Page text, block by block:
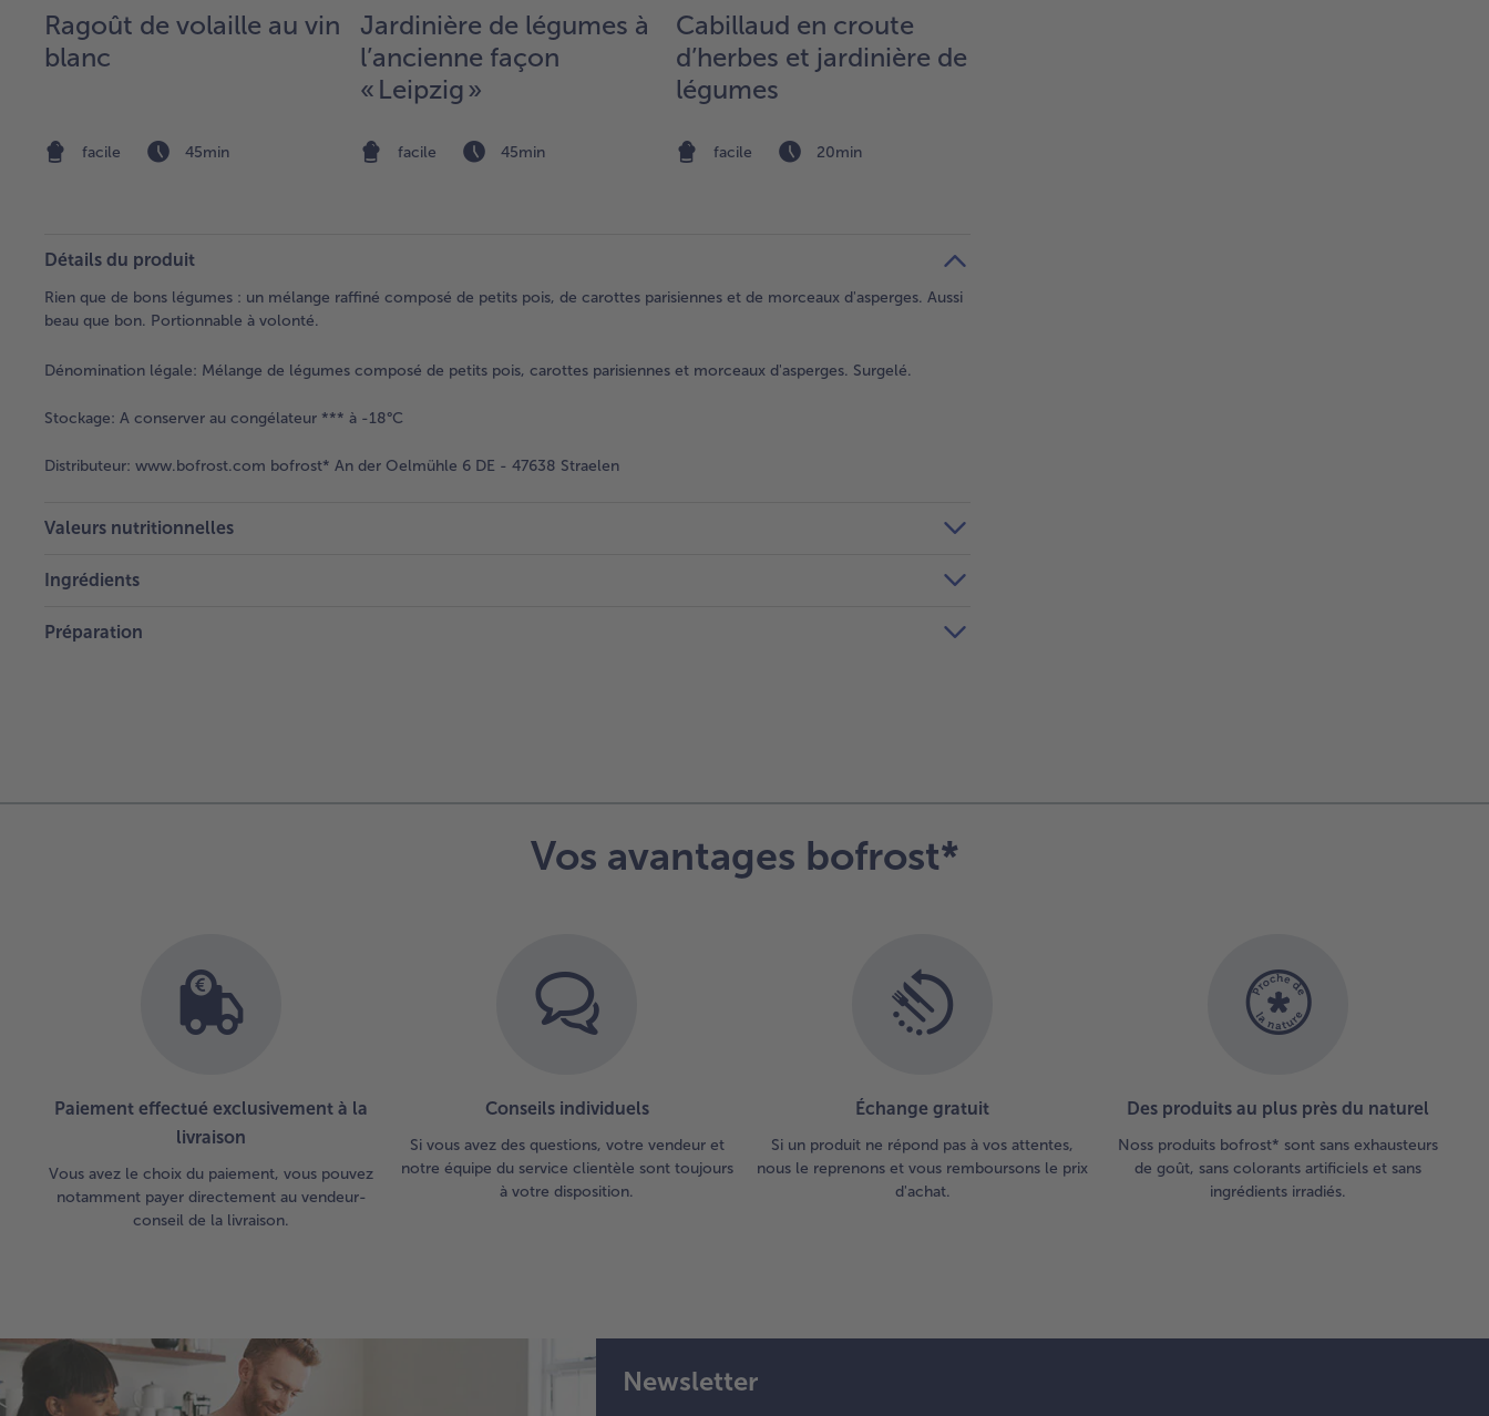
Ragoût de volaille au vin
blanc
facile 45min
Jardinière de légumes à
l’ancienne façon
« Leipzig »
facile 45min
Cabillaud en croute
d’herbes et jardinière de
légumes
facile 20min
Détails du produit
Rien que de bons légumes : un mélange raffiné composé de petits pois, de carottes parisiennes et de morceaux d'asperges. Aussi
beau que bon. Portionnable à volonté.
Dénomination légale: Mélange de légumes composé de petits pois, carottes parisiennes et morceaux d'asperges. Surgelé.
Stockage: A conserver au congélateur *** à -18°C
Distributeur: www.bofrost.com bofrost* An der Oelmühle 6 DE - 47638 Straelen
Valeurs nutritionnelles
Ingrédients
Préparation
Vos avantages bofrost*
Paiement effectué exclusivement à la
livraison
Vous avez le choix du paiement, vous pouvez
notamment payer directement au vendeur-
conseil de la livraison.
Conseils individuels
Si vous avez des questions, votre vendeur et
notre équipe du service clientèle sont toujours
à votre disposition.
Échange gratuit
Si un produit ne répond pas à vos attentes,
nous le reprenons et vous remboursons le prix
d'achat.
Des produits au plus près du naturel
Noss produits bofrost* sont sans exhausteurs
de goût, sans colorants artificiels et sans
ingrédients irradiés.
Newsletter